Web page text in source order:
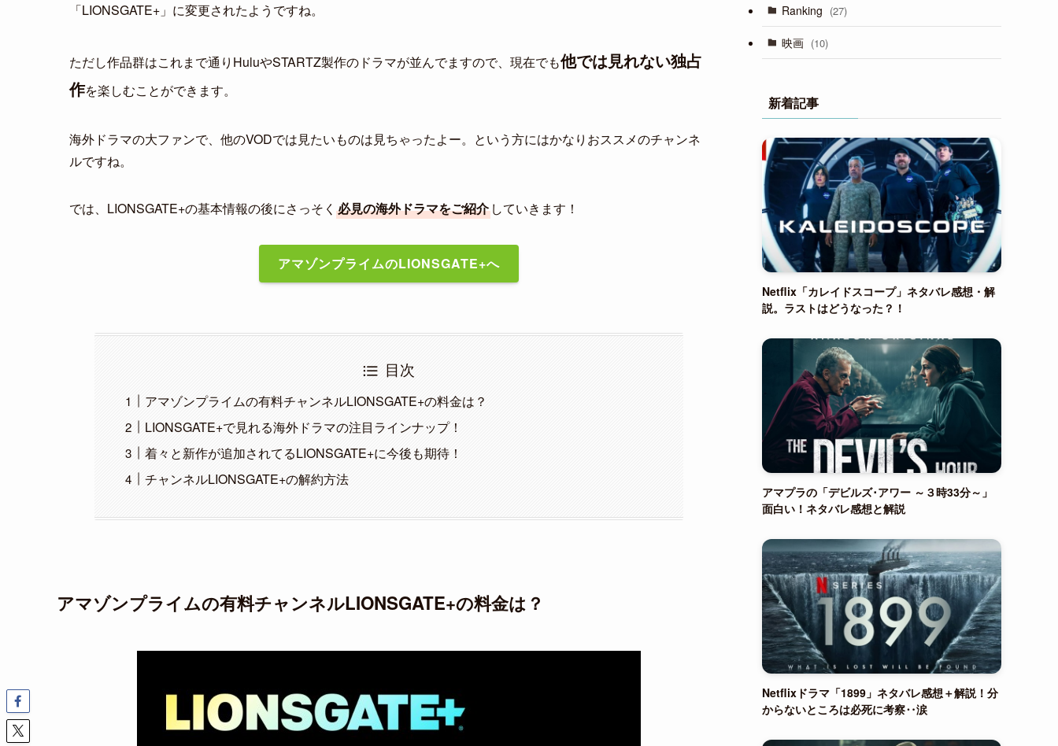
「LIONSGATE+」に変更されたようですね。
ただし作品群はこれまで通りHuluやSTARTZ製作のドラマが並んでますので、現在でも他では見れない独占
作を楽しむことができます。
海外ドラマの大ファンで、他のVODでは見たいものは見ちゃったよー。という方にはかなりおススメのチャンネ
ルですね。
では、LIONSGATE+の基本情報の後にさっそく 必見の海外ドラマをご紹介 していきます！
アマゾンプライムのLIONSGATE+へ
目次
アマゾンプライムの有料チャンネルLIONSGATE+の料金は？
LIONSGATE+で見れる海外ドラマの注目ラインナップ！
着々と新作が追加されてるLIONSGATE+に今後も期待！
チャンネルLIONSGATE+の解約方法
アマゾンプライムの有料チャンネルLIONSGATE+の料金は？
Ranking (27)
映画 (10)
新着記事
Netflix「カレイドスコープ」ネタバレ感想・解
説。ラストはどうなった？！
アマプラの「デビルズ･アワー ～３時33分～」
面白い！ネタバレ感想と解説
Netflixドラマ「1899」ネタバレ感想＋解説！分
からないところは必死に考察‥涙